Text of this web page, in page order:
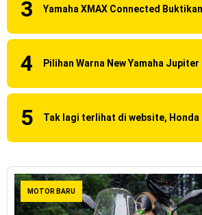
Pilihan Warna New Yamaha Jupiter
MOTOR BARU